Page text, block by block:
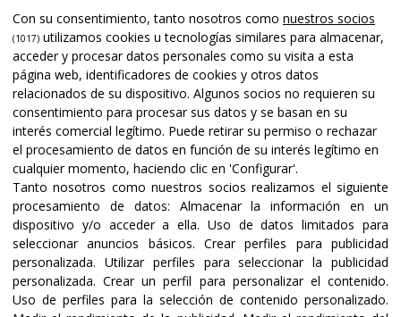
Certificaciones y acreditaciones
Con su consentimiento, tanto nosotros como nuestros socios
(1017) utilizamos cookies u tecnologías similares para almacenar,
acceder y procesar datos personales como su visita a esta
página web, identificadores de cookies y otros datos
relacionados de su dispositivo. Algunos socios no requieren su
consentimiento para procesar sus datos y se basan en su
interés comercial legítimo. Puede retirar su permiso o rechazar
el procesamiento de datos en función de su interés legítimo en
cualquier momento, haciendo clic en 'Configurar'.
Tanto nosotros como nuestros socios realizamos el siguiente
procesamiento de datos: Almacenar la información en un
dispositivo y/o acceder a ella. Uso de datos limitados para
seleccionar anuncios básicos.Crear perfiles para publicidad
personalizada. Utilizar perfiles para seleccionar la publicidad
personalizada.Crear un perfil para personalizar el contenido.
Uso de perfiles para la selección de contenido personalizado.